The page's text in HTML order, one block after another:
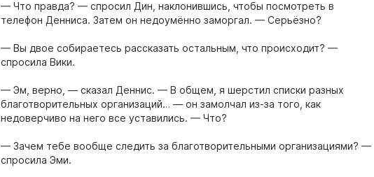
— Что правда? — спросил Дин, наклонившись, чтобы посмотреть в
телефон Денниса. Затем он недоумённо заморгал. — Серьёзно?
— Вы двое собираетесь рассказать остальным, что происходит? —
спросила Вики.
— Эм, верно, — сказал Деннис. — В общем, я шерстил списки разных
благотворительных организаций… — он замолчал из-за того, как
недоверчиво на него все уставились. — Что?
— Зачем тебе вообще следить за благотворительными организациями? —
спросила Эми.